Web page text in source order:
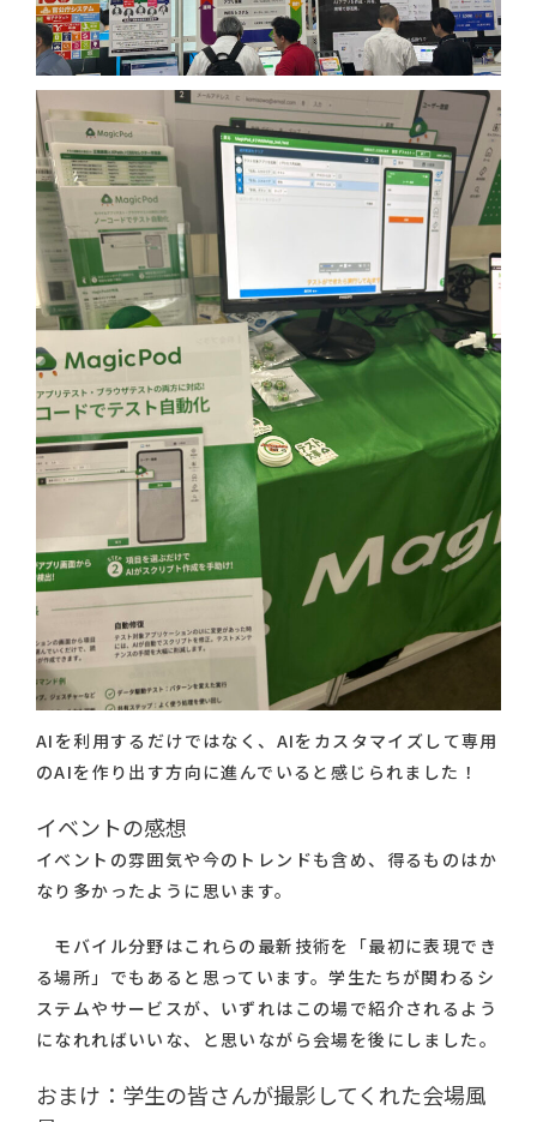
AIを利用するだけではなく、AIをカスタマイズして専用
のAIを作り出す方向に進んでいると感じられました！
イベントの感想
イベントの雰囲気や今のトレンドも含め、得るものはか
なり多かったように思います。
モバイル分野はこれらの最新技術を「最初に表現でき
る場所」でもあると思っています。学生たちが関わるシ
ステムやサービスが、いずれはこの場で紹介されるよう
になれればいいな、と思いながら会場を後にしました。
おまけ：学生の皆さんが撮影してくれた会場風